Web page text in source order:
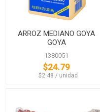
ARROZ MEDIANO GOYA
GOYA
1380051
$24.79
‏‏‎ ‎‏‏‎ ‎$2.48 / unidad